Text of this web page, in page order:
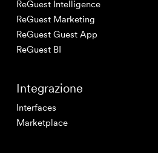
ReGuest Intelligence
ReGuest Marketing
ReGuest Guest App
ReGuest BI
Integrazione
Interfaces
Marketplace